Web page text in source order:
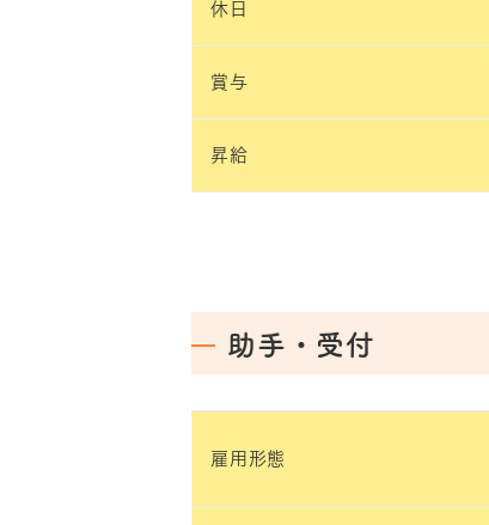
休日
賞与
昇給
助手・受付
雇用形態